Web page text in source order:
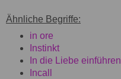
Ähnliche Begriffe:
in ore
Instinkt
In die Liebe einführen
Incall